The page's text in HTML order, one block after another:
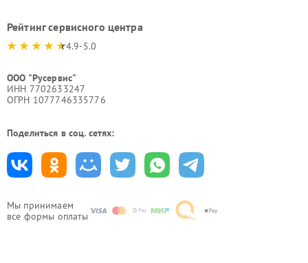
Мы принимаем
все формы оплаты
Рейтинг сервисного центра
4.9-5.0
ООО "Русервис"
ИНН 7702633247
ОГРН 1077746335776
Поделиться в соц. сетях: